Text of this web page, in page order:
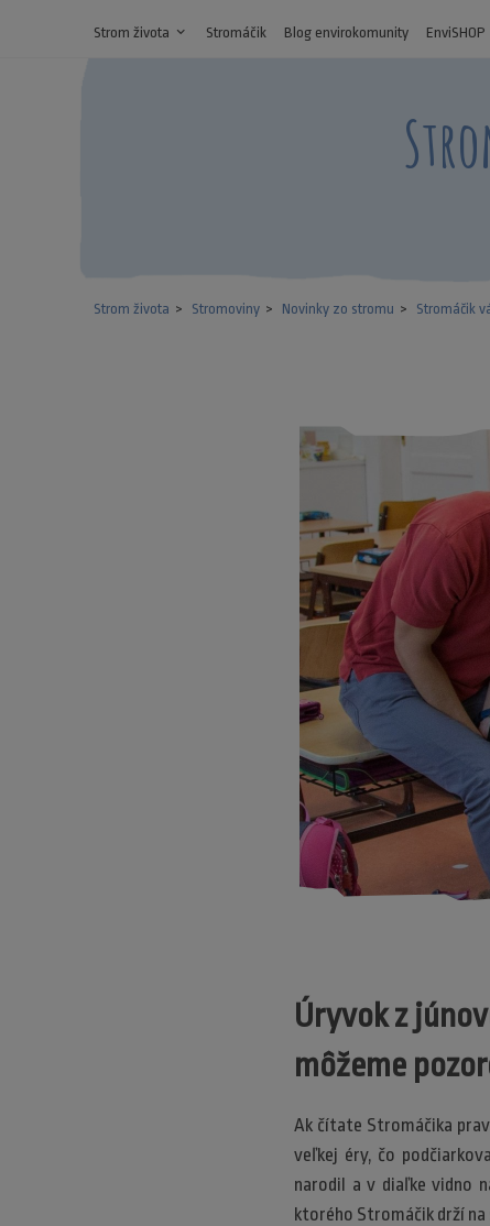
Strom života expand_more Stromáčik Blog envirokomunity EnviSHOP
Strom života Stromoviny Novinky zo stromu Stromáčik
Úryvok z
môžeme
Ak čítate Stromáčika
veľkej éry, čo
narodil a v diaľke vidno
ktorého Stromáčik drží na